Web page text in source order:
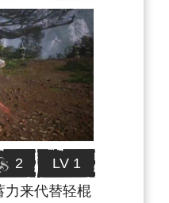
2
LV 1
力来代替轻棍